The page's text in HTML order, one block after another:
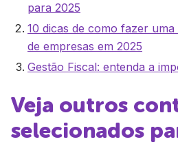
para 2025
10 dicas de como fazer
de empresas em 2025
Gestão Fiscal: entenda a
Veja outros
selecionados